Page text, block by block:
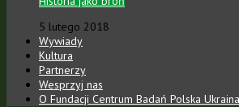
5 lutego 2018
Wywiady
Kultura
Partnerzy
Wesprzyj nas
O Fundacji Centrum Badań Polska Ukraina